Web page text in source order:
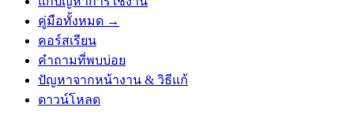
คู่มือทั้งหมด →
คอร์สเรียน
คำถามที่พบบ่อย
ปัญหาจากหน้างาน & วิธีแก้
ดาวน์โหลด